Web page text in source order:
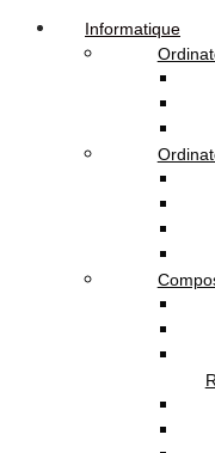
Informatique